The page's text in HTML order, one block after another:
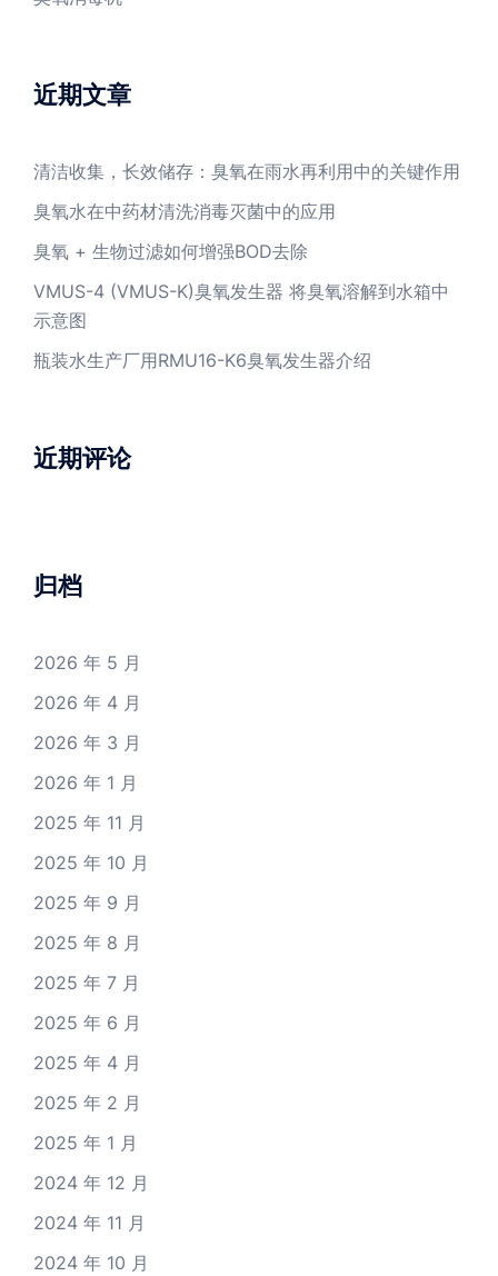
近期文章
清洁收集，长效储存：臭氧在雨水再利用中的关键作用
臭氧水在中药材清洗消毒灭菌中的应用
臭氧 + 生物过滤如何增强BOD去除
VMUS-4 (VMUS-K)臭氧发生器 将臭氧溶解到水箱中
示意图
瓶装水生产厂用RMU16-K6臭氧发生器介绍
近期评论
归档
2026 年 5 月
2026 年 4 月
2026 年 3 月
2026 年 1 月
2025 年 11 月
2025 年 10 月
2025 年 9 月
2025 年 8 月
2025 年 7 月
2025 年 6 月
2025 年 4 月
2025 年 2 月
2025 年 1 月
2024 年 12 月
2024 年 11 月
2024 年 10 月